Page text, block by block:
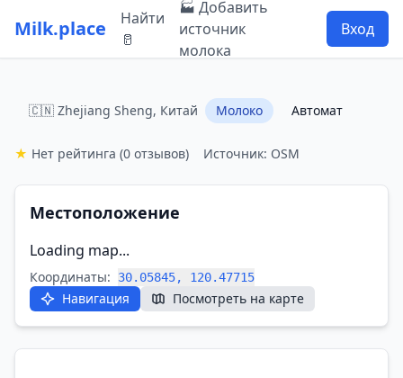
Milk.place
Найти
🥛
🏭 Добавить
источник
молока
Вход
🇨🇳 Zhejiang Sheng, Китай Молоко Автомат
★ Нет рейтинга (0 отзывов) Источник: OSM
Местоположение
Loading map...
Координаты: 30.05845, 120.47715
Навигация Посмотреть на карте